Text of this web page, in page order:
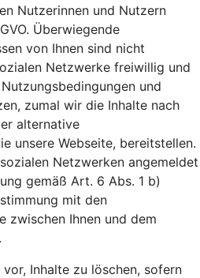
Nutzerinnen und Nutzern
Überwiegende
von Ihnen sind nicht
Netzwerke freiwillig und
und
zumal wir die Inhalte nach
alternative
unsere Webseite, bereitstellen.
Netzwerken angemeldet
gemäß Art. 6 Abs. 1 b)
mit den
zwischen Ihnen und dem
Inhalte zu löschen, sofern